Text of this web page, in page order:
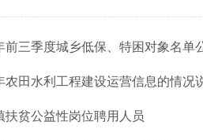
前三季度城乡低保、特困对象名单
农田水利工程建设运营信息的情况
扶贫公益性岗位聘用人员